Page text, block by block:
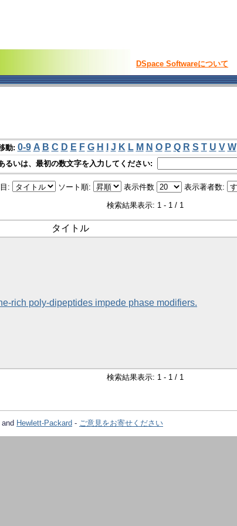
DSpace Softwareについて
動: 0-9 A B C D E F G H J K L M N O P Q R S T U V W
るいは、最初の数文字を入力してください:
: ソート順: 表示件数 表示著者数:
検索結果表示: 1 - 1 / 1
タイトル
rich poly-dipeptides impede phase modifiers.
検索結果表示: 1 - 1 / 1
and Hewlett-Packard - ご意見をお寄せください